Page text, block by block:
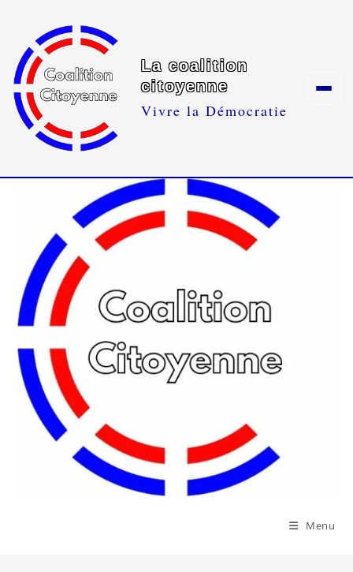
La coalition
citoyenne
Vivre la Démocratie
Menu